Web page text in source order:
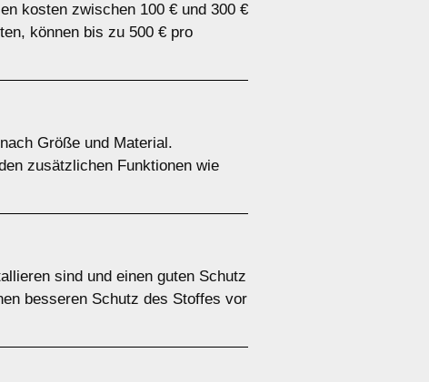
kosten zwischen 100 € und 300 €
können bis zu 500 € pro
Größe und Material.
zusätzlichen Funktionen wie
sind und einen guten Schutz
besseren Schutz des Stoffes vor